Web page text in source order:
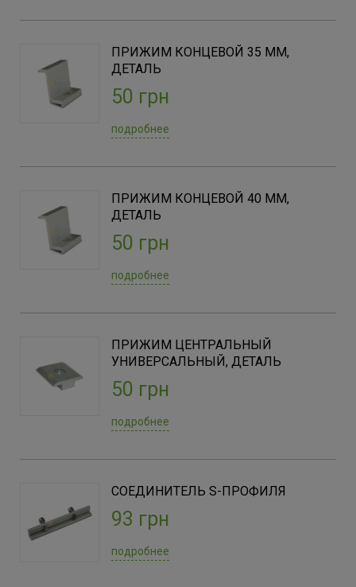
ПРИЖИМ КОНЦЕВОЙ 35 ММ,
ДЕТАЛЬ
50 грн
подробнее
ПРИЖИМ КОНЦЕВОЙ 40 ММ,
ДЕТАЛЬ
50 грн
подробнее
ПРИЖИМ ЦЕНТРАЛЬНЫЙ
УНИВЕРСАЛЬНЫЙ, ДЕТАЛЬ
50 грн
подробнее
СОЕДИНИТЕЛЬ S-ПРОФИЛЯ
93 грн
подробнее